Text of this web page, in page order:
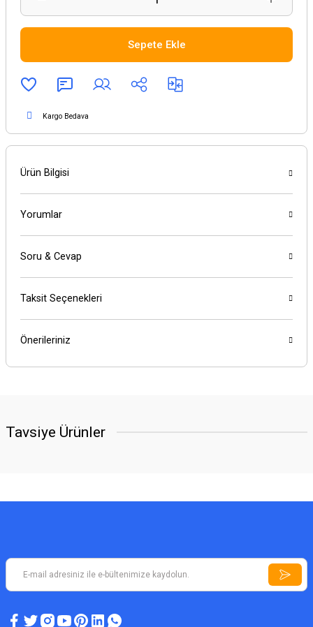
Sepete Ekle
Kargo Bedava
Ürün Bilgisi
Yorumlar
Soru & Cevap
Taksit Seçenekleri
Önerileriniz
Tavsiye Ürünler
Define Dedektörü A5 Plus